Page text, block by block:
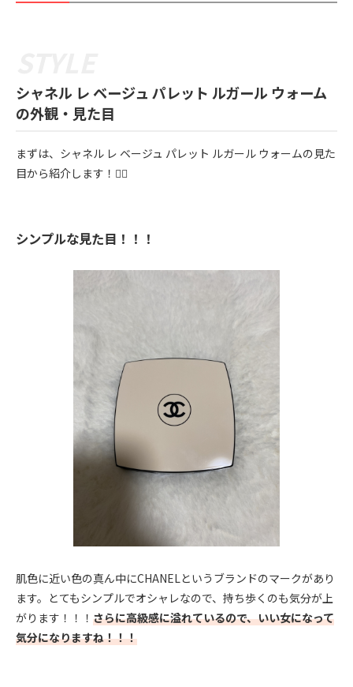
シャネル レ ベージュ パレット ルガール ウォーム
の外観・見た目
まずは、シャネル レ ベージュ パレット ルガール ウォームの見た
目から紹介します！💁‍♀️
シンプルな見た目！！！
肌色に近い色の真ん中にCHANELというブランドのマークがあり
ます。とてもシンプルでオシャレなので、持ち歩くのも気分が上
がります！！！ さらに高級感に溢れているので、いい女になって
気分になりますね！！！